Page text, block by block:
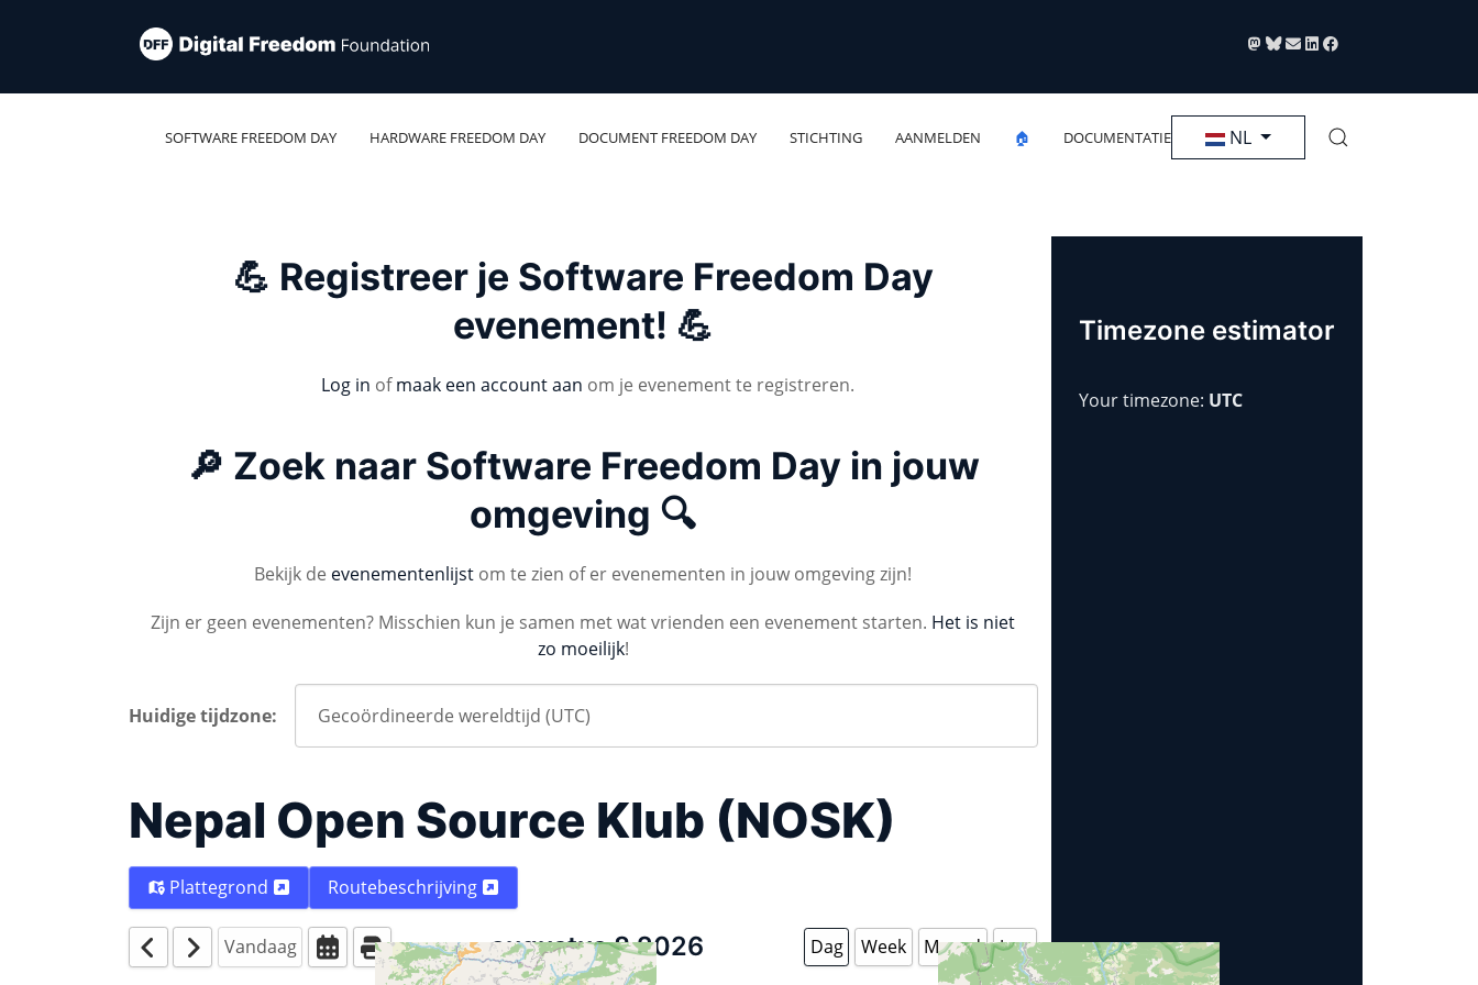
SOFTWARE FREEDOM DAY HARDWARE FREEDOM DAY DOCUMENT FREEDOM DAY STICHTING AANMELDEN 🏠 DOCUMENTATIESelecteer de taal
NL
💪 Registreer je Software Freedom Day
evenement! 💪
Log in ofmaak een account aan om je evenement te registreren.
🔎 Zoek naar Software Freedom Day in jouw
omgeving 🔍
Bekijk de evenementenlijst om te zien of er evenementen in jouw omgeving zijn!
Zijn er geen evenementen? Misschien kun je samen met wat vrienden een evenement starten. Het is niet
zo moeilijk!
Huidige tijdzone:
Nepal Open Source Klub (NOSK)
Plattegrond Routebeschrijving
Vandaag augustus 8 2026 Dag Week Maand Jaar
Timezone estimator
Your timezone: UTC